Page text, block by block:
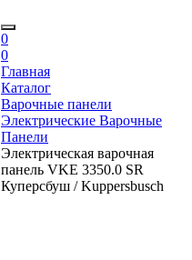
0
0
Главная
Каталог
Варочные панели
Электрические Варочные
Панели
Электрическая варочная
панель VKE 3350.0 SR
Куперсбуш / Kuppersbusch